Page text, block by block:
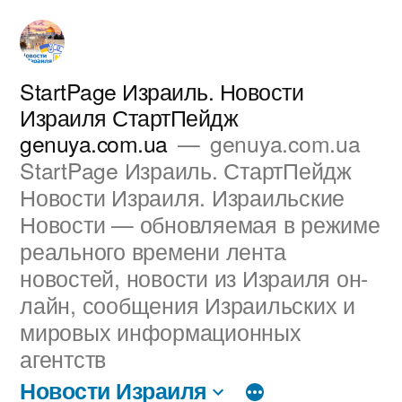
Перейти
содержимому
StartPage Израиль. Новости
Израиля СтартПейдж
genuya.com.ua
genuya.com.ua
StartPage Израиль. СтартПейдж
Новости Израиля. Израильские
Новости — обновляемая в режиме
реального времени лента
новостей, новости из Израиля он-
лайн, сообщения Израильских и
мировых информационных
агентств
Новости Израиля